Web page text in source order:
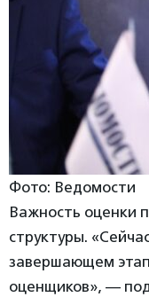
Фото: Ведомости
Важность оценки
структуры.
завершающем
оценщиков», —